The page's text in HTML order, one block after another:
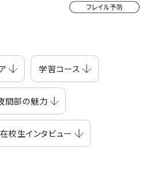
学習コース
間部の魅力
在校生インタビュー